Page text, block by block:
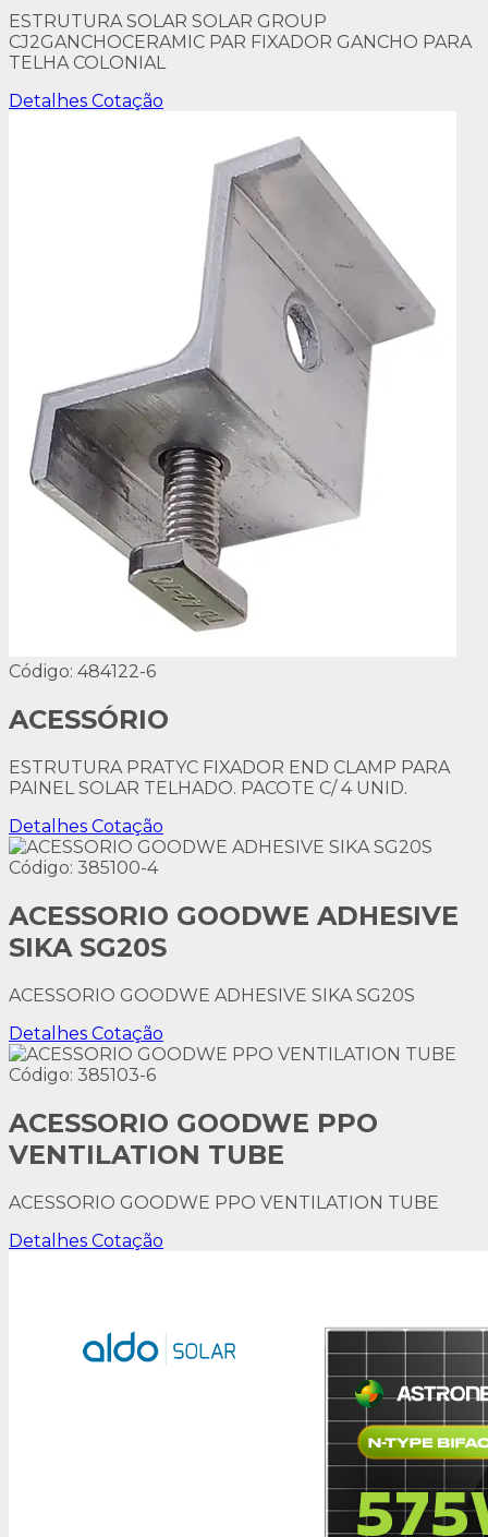
ESTRUTURA SOLAR SOLAR GROUP
CJ2GANCHOCERAMIC PAR FIXADOR GANCHO PARA
TELHA COLONIAL
Detalhes Cotação
Código: 484122-6
ACESSÓRIO
ESTRUTURA PRATYC FIXADOR END CLAMP PARA
PAINEL SOLAR TELHADO. PACOTE C/ 4 UNID.
Detalhes Cotação
Código: 385100-4
ACESSORIO GOODWE ADHESIVE
SIKA SG20S
ACESSORIO GOODWE ADHESIVE SIKA SG20S
Detalhes Cotação
Código: 385103-6
ACESSORIO GOODWE PPO
VENTILATION TUBE
ACESSORIO GOODWE PPO VENTILATION TUBE
Detalhes Cotação